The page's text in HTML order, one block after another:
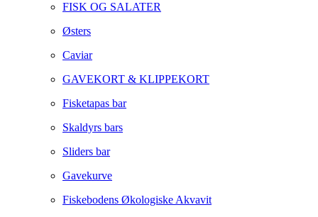
FISK OG SALATER
Østers
Caviar
GAVEKORT & KLIPPEKORT
Fisketapas bar
Skaldyrs bars
Sliders bar
Gavekurve
Fiskebodens Økologiske Akvavit